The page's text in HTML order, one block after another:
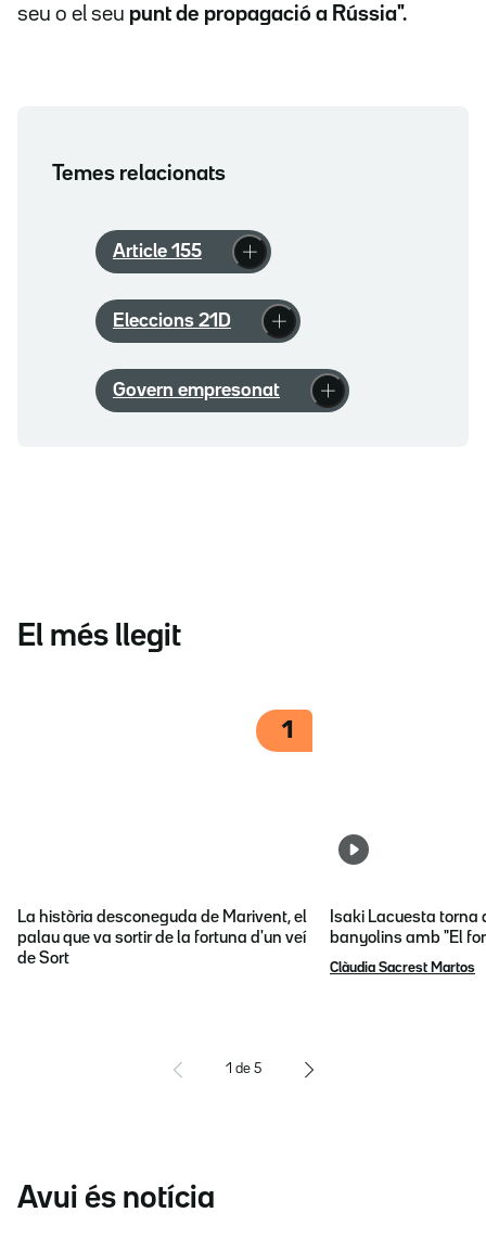
seu o el seu punt de propagació a Rússia".
Temes relacionats
Article 155
Eleccions 21D
Govern empresonat
El més llegit
1
La història desconeguda de Marivent, el
palau que va sortir de la fortuna d'un veí
de Sort
Isaki Lacuesta torna
banyolins amb "El
Clàudia Sacrest Martos
1 de 5
Avui és notícia